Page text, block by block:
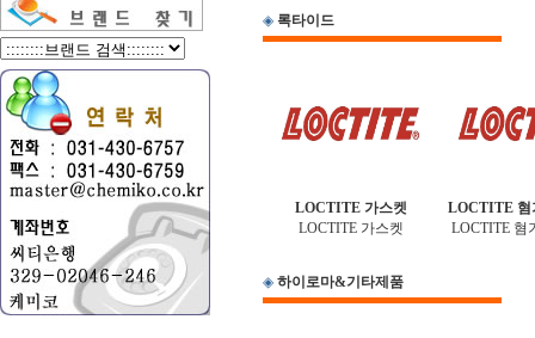
◈ 록타이드
LOCTITE 가스켓
LOCTITE 가스켓
LOCTITE 혐
LOCTITE 혐
◈ 하이로마&기타제품